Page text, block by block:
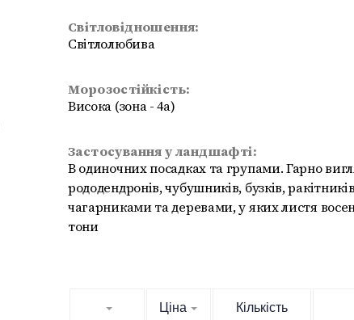
Світловідношення:
Світлолюбива
Морозостійкість:
Висока (зона - 4a)
Застосування у ландшафті:
В одиночних посадках та групами. Гарно
рододендронів, чубушників, бузків,
чагарниками та деревами, у яких листя
тони
Ціна Кількість